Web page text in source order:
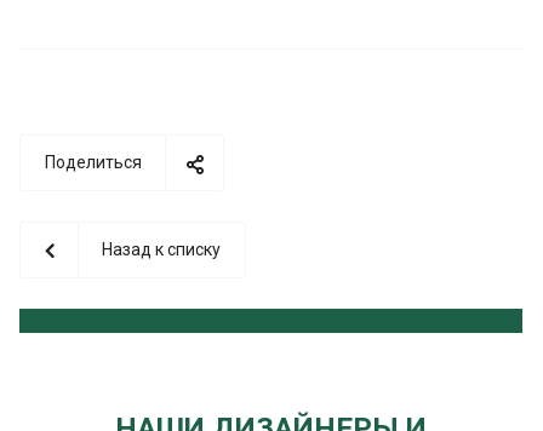
Поделиться
Назад к списку